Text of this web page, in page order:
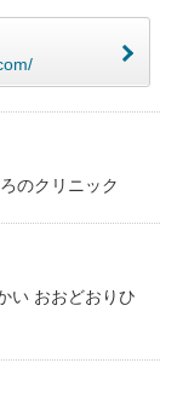
のクリニック
い おおどおりひ